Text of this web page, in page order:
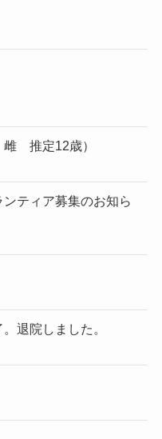
推定12歳）
ンティア募集のお知ら
退院しました。